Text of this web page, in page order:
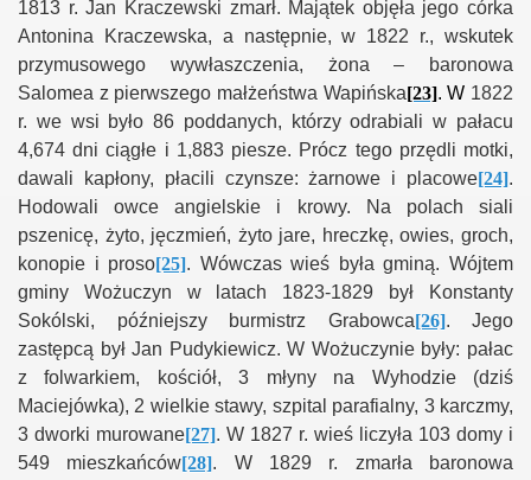
1813 r. Jan Kraczewski zmarł. Majątek objęła jego córka
Antonina Kraczewska, a następnie, w 1822 r., wskutek
przymusowego wywłaszczenia, żona – baronowa
Salomea z pierwszego małżeństwa Wapińska[23]. W 1822
r. we wsi było 86 poddanych, którzy odrabiali w pałacu
4,674 dni ciągłe i 1,883 piesze. Prócz tego przędli motki,
dawali kapłony, płacili czynsze: żarnowe i placowe[24].
Hodowali owce angielskie i krowy. Na polach siali
pszenicę, żyto, jęczmień, żyto jare, hreczkę, owies, groch,
konopie i proso[25]. Wówczas wieś była gminą. Wójtem
gminy Wożuczyn w latach 1823-1829 był Konstanty
Sokólski, późniejszy burmistrz Grabowca[26]. Jego
zastępcą był Jan Pudykiewicz. W Wożuczynie były: pałac
z folwarkiem, kościół, 3 młyny na Wyhodzie (dziś
Maciejówka), 2 wielkie stawy, szpital parafialny, 3 karczmy,
3 dworki murowane[27]. W 1827 r. wieś liczyła 103 domy i
549 mieszkańców[28]. W 1829 r. zmarła baronowa